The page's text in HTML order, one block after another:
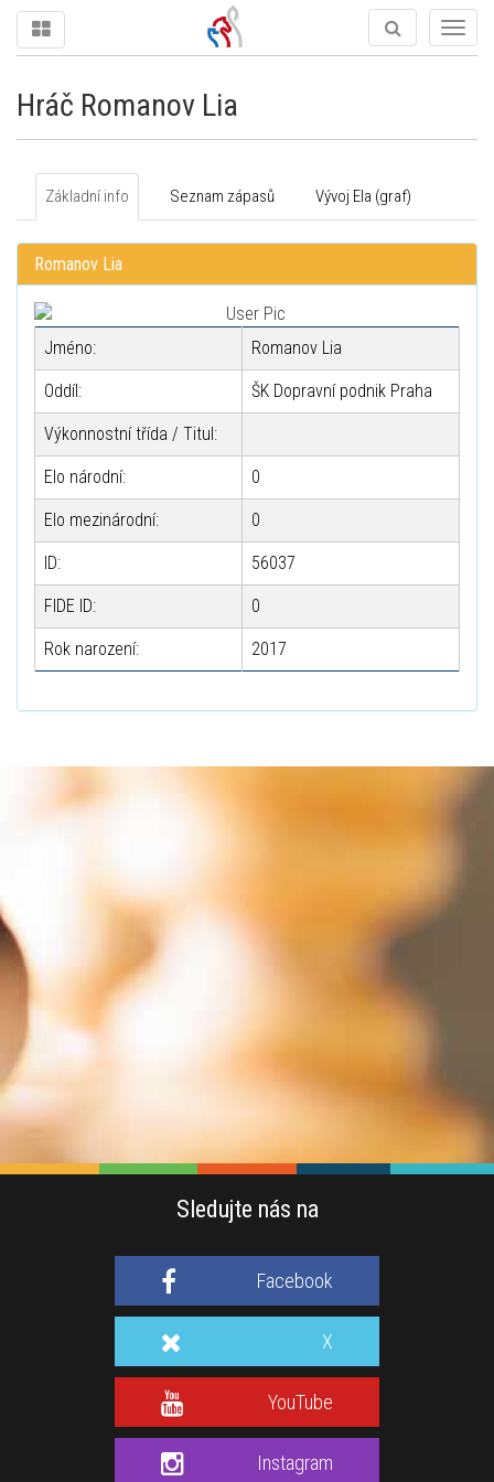
Hráč Romanov Lia
Základní info Seznam zápasů Vývoj Ela (graf)
Romanov Lia
Jméno: Romanov Lia
Oddíl: ŠK Dopravní podnik Praha
Výkonnostní třída / Titul:
Elo národní: 0
Elo mezinárodní: 0
ID: 56037
FIDE ID: 0
Rok narození: 2017
Sledujte nás na
Facebook
X
YouTube
Instagram